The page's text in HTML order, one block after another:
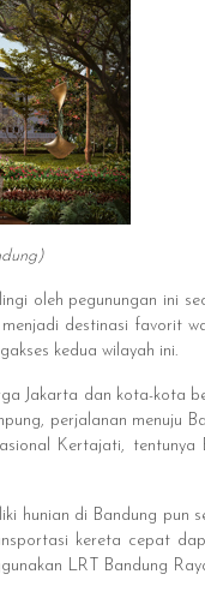
oleh pegunungan ini
destinasi favorit
kedua wilayah ini.
Jakarta dan kota-kota
perjalanan menuju
Kertajati, tentunya
hunian di Bandung pun
kereta cepat
LRT Bandung